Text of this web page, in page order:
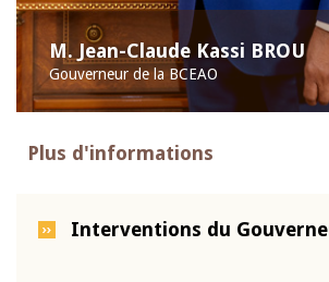
M. Jean-Claude Kassi BROU
Gouverneur de la BCEAO
Plus d'informations
Interventions du